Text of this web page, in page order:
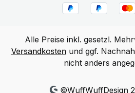
Alle Preise inkl. gesetzl.
Versandkostenund ggf.
nicht anders
©WuffWuffDesign